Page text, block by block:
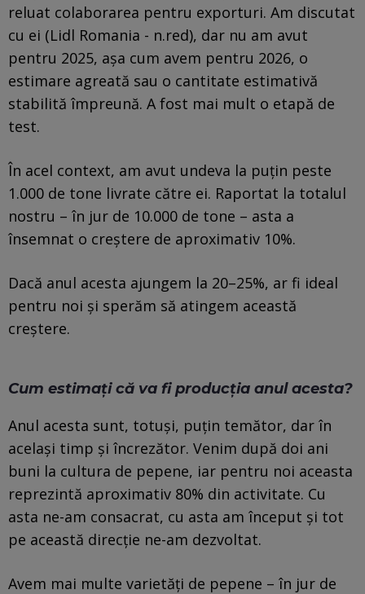
reluat colaborarea pentru exporturi. Am discutat
cu ei (Lidl Romania - n.red), dar nu am avut
pentru 2025, așa cum avem pentru 2026, o
estimare agreată sau o cantitate estimativă
stabilită împreună. A fost mai mult o etapă de
test.
În acel context, am avut undeva la puțin peste
1.000 de tone livrate către ei. Raportat la totalul
nostru – în jur de 10.000 de tone – asta a
însemnat o creștere de aproximativ 10%.
Dacă anul acesta ajungem la 20–25%, ar fi ideal
pentru noi și sperăm să atingem această
creștere.
Cum estimați că va fi producția anul acesta?
Anul acesta sunt, totuși, puțin temător, dar în
același timp și încrezător. Venim după doi ani
buni la cultura de pepene, iar pentru noi aceasta
reprezintă aproximativ 80% din activitate. Cu
asta ne-am consacrat, cu asta am început și tot
pe această direcție ne-am dezvoltat.
Avem mai multe varietăți de pepene – în jur de